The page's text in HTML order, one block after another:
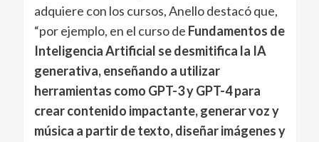
adquiere con los cursos, Anello destacó que,
“por ejemplo, en el curso de Fundamentos de
Inteligencia Artificial se desmitifica la IA
generativa, enseñando a utilizar
herramientas como GPT-3 y GPT-4 para
crear contenido impactante, generar voz y
música a partir de texto, diseñar imágenes y